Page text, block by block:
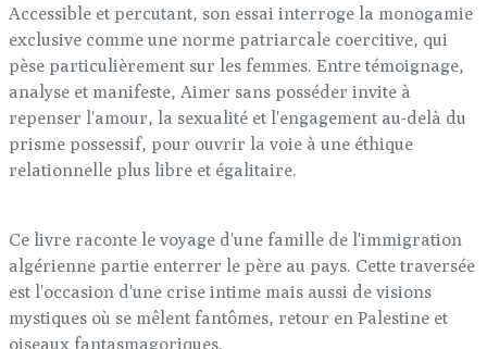
Accessible et percutant, son essai interroge la monogamie
exclusive comme une norme patriarcale coercitive, qui
pèse particulièrement sur les femmes. Entre témoignage,
analyse et manifeste, Aimer sans posséder invite à
repenser l'amour, la sexualité et l'engagement au-delà du
prisme possessif, pour ouvrir la voie à une éthique
relationnelle plus libre et égalitaire.
Ce livre raconte le voyage d'une famille de l'immigration
algérienne partie enterrer le père au pays. Cette traversée
est l'occasion d'une crise intime mais aussi de visions
mystiques où se mêlent fantômes, retour en Palestine et
oiseaux fantasmagoriques.